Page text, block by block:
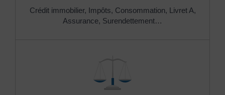
Crédit immobilier, Impôts, Consommation, Livret A,
Assurance, Surendettement…